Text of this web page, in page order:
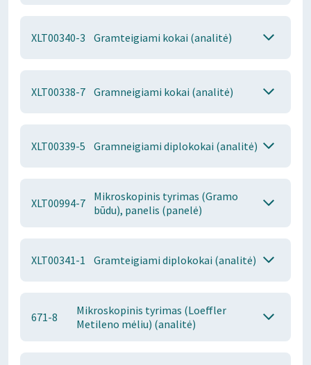
XLT00340-3 Gramteigiami kokai (analitė)
XLT00338-7 Gramneigiami kokai (analitė)
XLT00339-5 Gramneigiami diplokokai (analitė)
XLT00994-7
Mikroskopinis tyrimas (Gramo
būdu), panelis (panelė)
XLT00341-1 Gramteigiami diplokokai (analitė)
671-8
Mikroskopinis tyrimas (Loeffler
Metileno mėliu) (analitė)